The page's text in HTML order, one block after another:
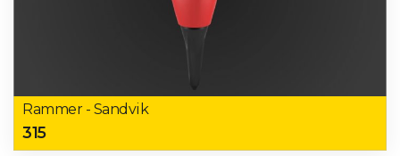
Rammer - Sandvik
315